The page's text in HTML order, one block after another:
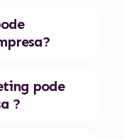
pode
?